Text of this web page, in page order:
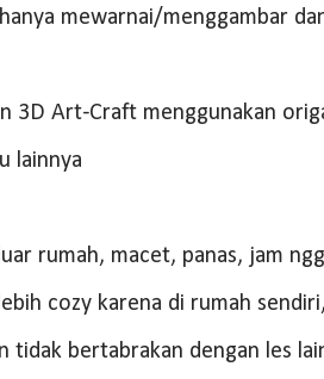
mewarnai/menggambar
3D Art-Craft menggunakan
lainnya
rumah, macet, panas, jam
cozy karena di rumah
tidak bertabrakan dengan les